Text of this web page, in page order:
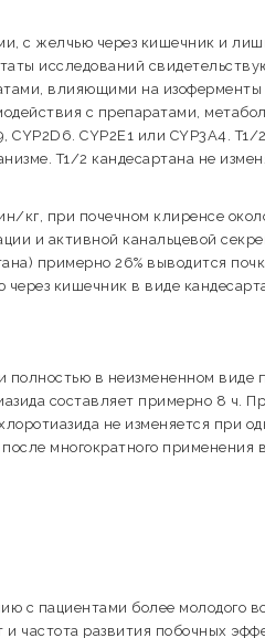
с желчью через кишечник и
исследований
влияющими на изоферменты
с препаратами,
CYP2E1 или CYP3A4.
T1/2 кандесартана не
кг, при почечном клиренсе
и активной канальцевой
примерно 26% выводится
кишечник в виде
полностью в неизмененном виде
составляет примерно 8 ч.
не изменяется при
многократного применения
с пациентами более молодого
частота развития побочных